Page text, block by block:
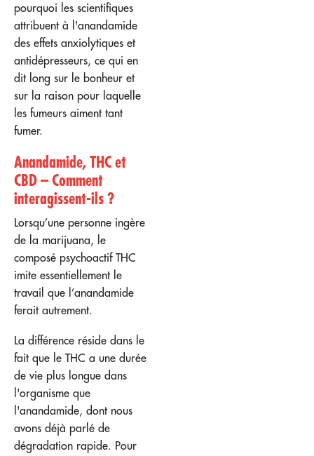
pourquoi les scientifiques
attribuent à l'anandamide
des effets anxiolytiques et
antidépresseurs, ce qui en
dit long sur le bonheur et
sur la raison pour laquelle
les fumeurs aiment tant
fumer.
Anandamide, THC et
CBD – Comment
interagissent-ils ?
Lorsqu’une personne ingère
de la marijuana, le
composé psychoactif THC
imite essentiellement le
travail que l’anandamide
ferait autrement.
La différence réside dans le
fait que le THC a une durée
de vie plus longue dans
l'organisme que
l'anandamide, dont nous
avons déjà parlé de
dégradation rapide. Pour